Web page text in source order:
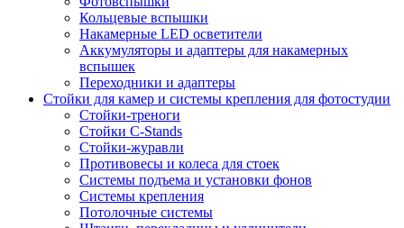
Кольцевые вспышки
Накамерные LED осветители
Аккумуляторы и адаптеры для накамерных
вспышек
Переходники и адаптеры
Стойки для камер и системы крепления для фотостудии
Стойки-треноги
Стойки C-Stands
Стойки-журавли
Противовесы и колеса для стоек
Системы подъема и установки фонов
Системы крепления
Потолочные системы